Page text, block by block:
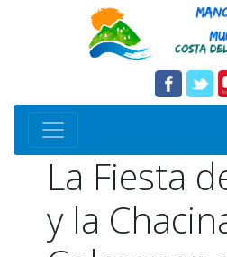
La Fiesta
y la